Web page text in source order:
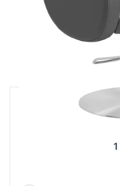
Fotel fryzjerski